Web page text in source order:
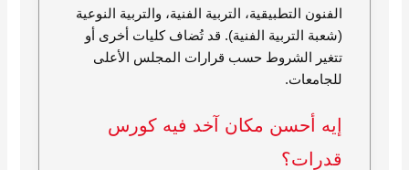
الفنون التطبيقية، التربية الفنية، والتربية النوعية
(شعبة التربية الفنية). قد تُضاف كليات أخرى أو
تتغير الشروط حسب قرارات المجلس الأعلى
للجامعات.
إيه أحسن مكان آخد فيه كورس
قدرات؟